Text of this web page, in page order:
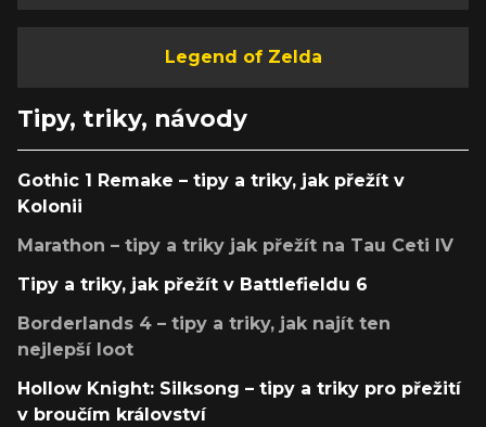
Legend of Zelda
Tipy, triky, návody
Gothic 1 Remake – tipy a triky, jak přežít v
Kolonii
Marathon – tipy a triky jak přežít na Tau Ceti IV
Tipy a triky, jak přežít v Battlefieldu 6
Borderlands 4 – tipy a triky, jak najít ten
nejlepší loot
Hollow Knight: Silksong – tipy a triky pro přežití
v broučím království